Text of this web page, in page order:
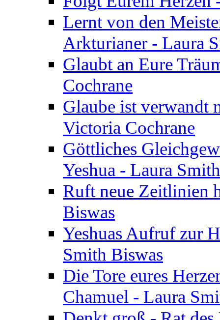
Lernt von den
Arkturianer - Laura
Glaubt an Eure
Cochrane
Glaube ist verwandt
Victoria Cochrane
Göttliches
Yeshua - Laura
Ruft neue Zeitlinien
Biswas
Yeshuas Aufruf zur
Smith Biswas
Die Tore eures
Chamuel - Laura